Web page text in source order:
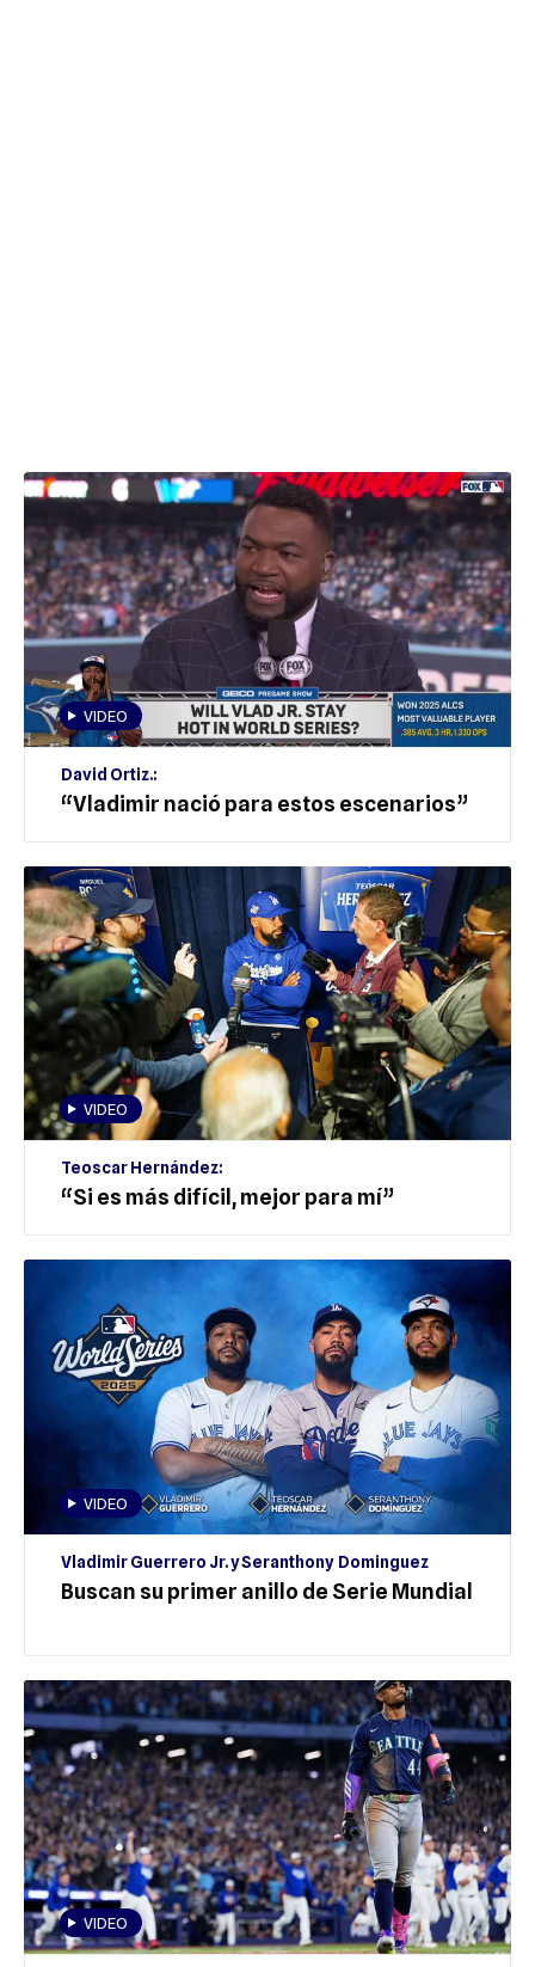
VIDEO
David Ortiz.:
“Vladimir nació para estos escenarios”
VIDEO
Teoscar Hernández:
“Si es más difícil, mejor para mí”
VIDEO
Vladimir Guerrero Jr. y Seranthony Dominguez
Buscan su primer anillo de Serie Mundial
VIDEO